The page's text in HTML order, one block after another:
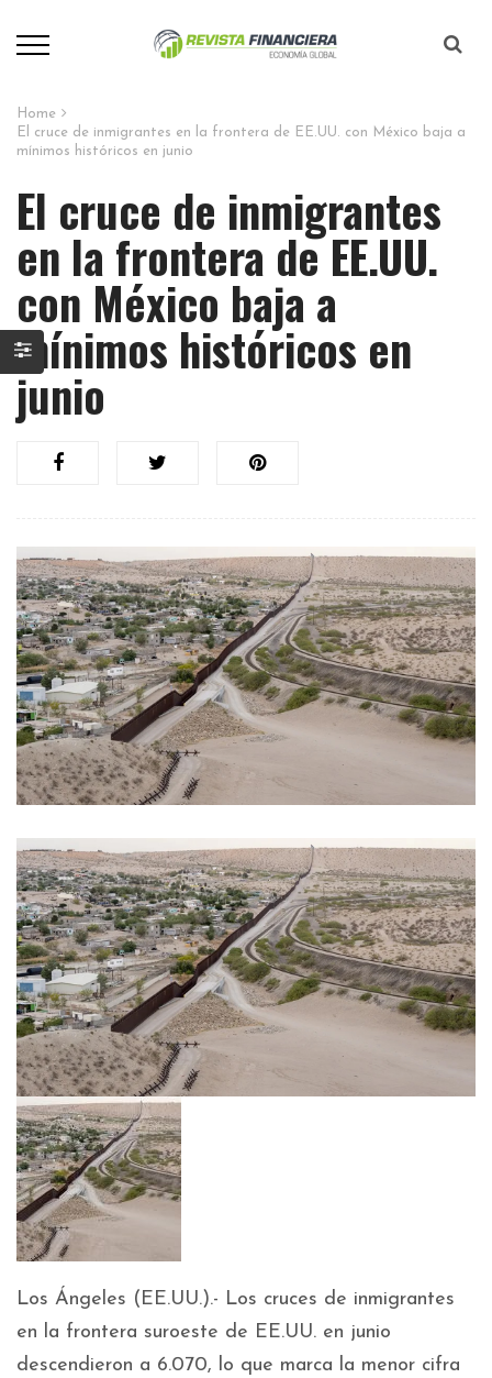
Home
El cruce de inmigrantes en la frontera de EE.UU. con México baja a
mínimos históricos en junio
El cruce de inmigrantes
en la frontera de EE.UU.
con México baja a
mínimos históricos en
junio
Los Ángeles (EE.UU.).- Los cruces de inmigrantes
en la frontera suroeste de EE.UU. en junio
descendieron a 6.070, lo que marca la menor cifra